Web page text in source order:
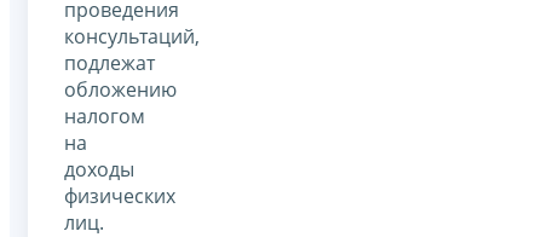
проведения
консультаций,
подлежат
обложению
налогом
на
доходы
физических
лиц.